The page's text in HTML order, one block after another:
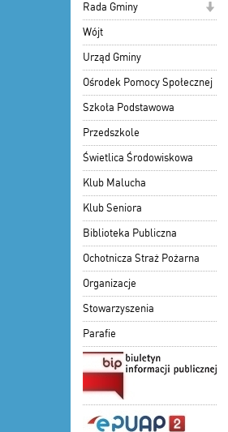
Rada Gminy
Wójt
Urząd Gminy
Ośrodek Pomocy Społecznej
Szkoła Podstawowa
Przedszkole
Świetlica Środowiskowa
Klub Malucha
Klub Seniora
Biblioteka Publiczna
Ochotnicza Straż Pożarna
Organizacje
Stowarzyszenia
Parafie